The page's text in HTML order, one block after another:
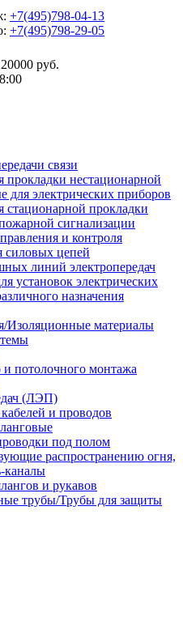
+7(495)798-04-13
+7(495)798-29-05
руб.
связи
прокладки нестационарной
для электрических приборов
стационарной прокладки
сигнализации
и контроля
силовых цепей
линий электропередач
установок электрических
назначения
Изоляционные материалы
потолочного монтажа
(ЛЭП)
и проводов
под полом
распространению огня,
каналы
и рукавов
трубы/Трубы для защиты